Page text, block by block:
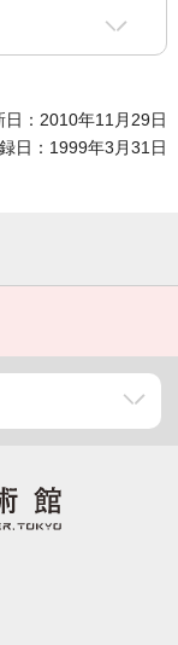
日：2010年11月29日
日：1999年3月31日